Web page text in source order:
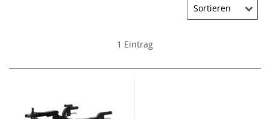
1 Eintrag